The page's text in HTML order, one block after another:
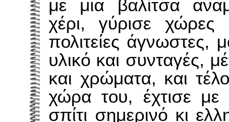
με μια βαλίτσα
χέρι, γύρισε χώρες
πολιτείες άγνωστες,
υλικό και συνταγές,
και χρώματα, και
χώρα του, έχτισε με
σπίτι σημερινό κι